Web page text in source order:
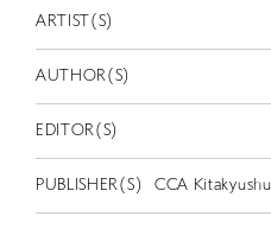
ARTIST(S)
AUTHOR(S)
EDITOR(S)
PUBLISHER(S) CCA Kitakyushu